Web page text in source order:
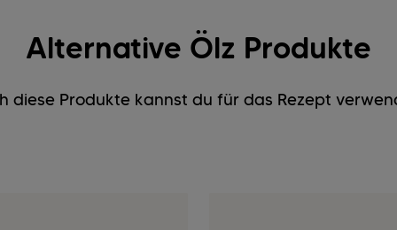
Alternative Ölz Produkte
diese Produkte kannst du für das Rezept